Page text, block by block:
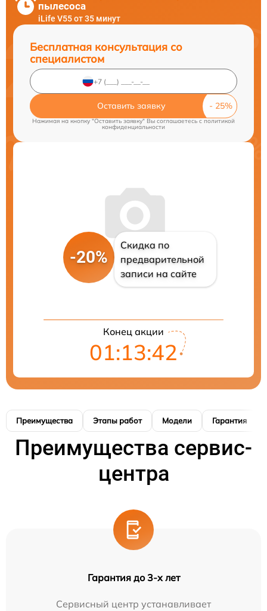
пылесоса
iLife V55 от 35 минут
Бесплатная консультация со
специалистом
Оставить заявку
Нажимая на кнопку "Оставить заявку" Вы соглашаетесь c политикой
конфиденциальности
-20%
Скидка по
предварительной
записи на сайте
Конец акции
01:13:41
Преимущества Этапы работ Модели Гарантия
Преимущества сервис-
центра
Гарантия до 3-х лет
Сервисный центр устанавливает